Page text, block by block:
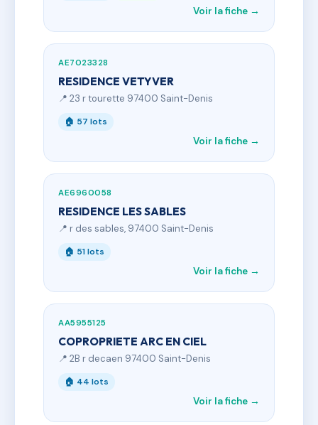
Voir la fiche →
AE7023328
RESIDENCE VETYVER
📍 23 r tourette 97400 Saint-Denis
🏠 57 lots
Voir la fiche →
AE6960058
RESIDENCE LES SABLES
📍 r des sables, 97400 Saint-Denis
🏠 51 lots
Voir la fiche →
AA5955125
COPROPRIETE ARC EN CIEL
📍 2B r decaen 97400 Saint-Denis
🏠 44 lots
Voir la fiche →